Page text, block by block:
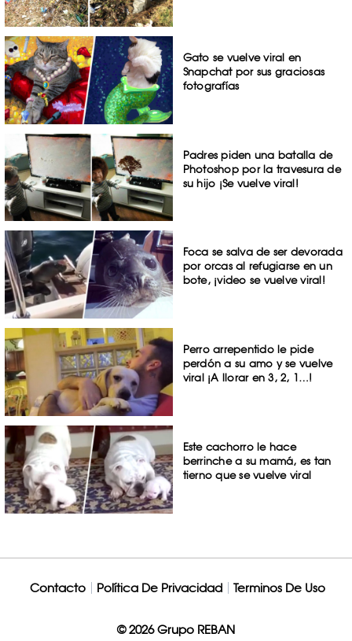
Gato se vuelve viral en
Snapchat por sus graciosas
fotografías
Padres piden una batalla de
Photoshop por la travesura de
su hijo ¡Se vuelve viral!
Foca se salva de ser devorada
por orcas al refugiarse en un
bote, ¡video se vuelve viral!
Perro arrepentido le pide
perdón a su amo y se vuelve
viral ¡A llorar en 3, 2, 1…!
Este cachorro le hace
berrinche a su mamá, es tan
tierno que se vuelve viral
Contacto Política De Privacidad Terminos De Uso
© 2026 Grupo REBAN